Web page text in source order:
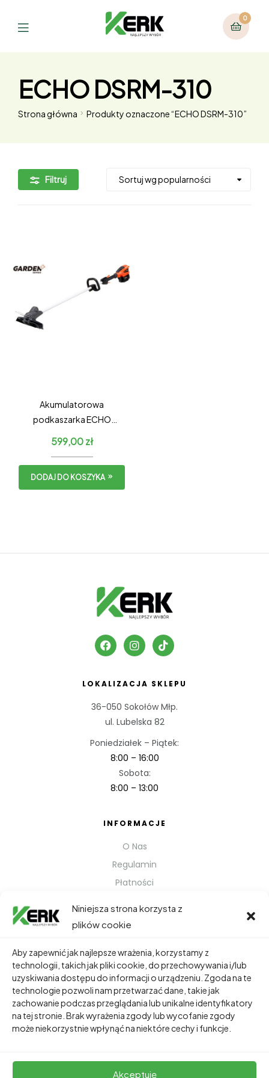
Niniejsza strona korzysta z
plików cookie
Aby zapewnić jak najlepsze wrażenia, korzystamy z
technologii, takich jak pliki cookie, do przechowywania i/lub
uzyskiwania dostępu do informacji o urządzeniu. Zgoda na te
technologie pozwoli nam przetwarzać dane, takie jak
zachowanie podczas przeglądania lub unikalne identyfikatory
na tej stronie. Brak wyrażenia zgody lub wycofanie zgody
może niekorzystnie wpłynąć na niektóre cechy i funkcje.
Akceptuję
0
ECHO DSRM-310
Strona główna Produkty oznaczone “ECHO DSRM-310”
Filtruj
Akumulatorowa
podkaszarka ECHO
599,00zł
DODAJ DO KOSZYKA
LOKALIZACJA SKLEPU
36-050 Sokołów Młp.
ul. Lubelska 82
Poniedziałek – Piątek:
8:00 – 16:00
Sobota:
8:00 – 13:00
INFORMACJE
O Nas
Regulamin
Płatności
TWOJE KONTO
Dane Osobowe
Zamówienia
Adresy